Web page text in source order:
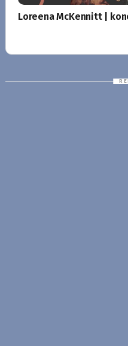
Loreena McKennitt |